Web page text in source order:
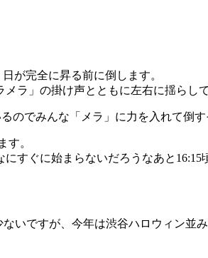
が完全に昇る前に倒します。
メラ」の掛け声とともに左右に揺らし
のでみんな「メラ」に力を入れて倒す
す。
すぐに始まらないだろうなあと
いですが、今年は渋谷ハロウィン並